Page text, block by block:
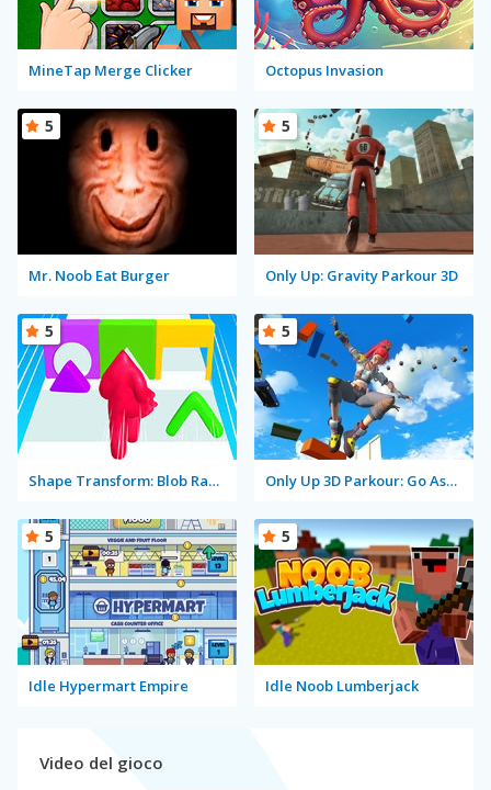
MineTap Merge Clicker Octopus Invasion
Mr. Noob Eat Burger
5
Only Up: Gravity Parkour 3D
5
Shape Transform: Blob Racing
5
Only Up 3D Parkour: Go Ascend
5
Idle Hypermart Empire
5
Idle Noob Lumberjack
5
Video del gioco